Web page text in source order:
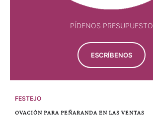
PÍDENOS PRESUPUESTO
ESCRÍBENOS
FESTEJO
OVACIÓN PARA PEÑARANDA EN LAS VENTAS